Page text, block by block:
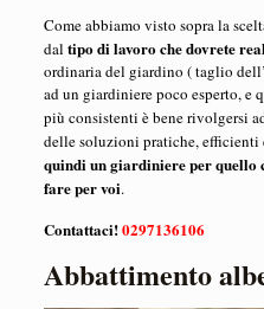
Come abbiamo visto sopra la
dal tipo di lavoro che dovrete
ordinaria del giardino ( taglio
ad un giardiniere poco esperto,
più consistenti è bene rivolgersi
delle soluzioni pratiche, efficienti
quindi un giardiniere per quello
fare per voi.
Contattaci!0297136106
Abbattimento